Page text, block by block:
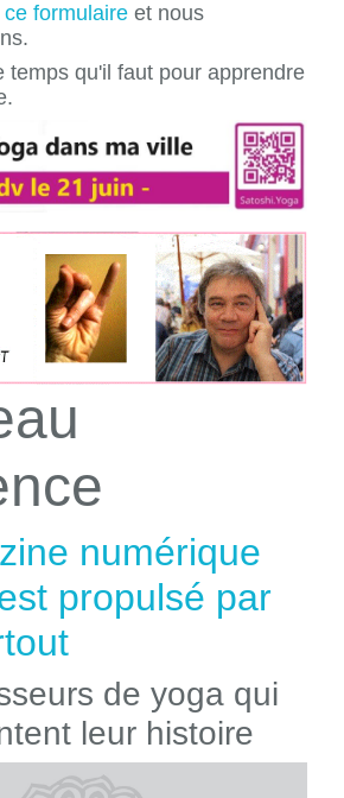
formulaire et nous
temps qu'il faut pour apprendre
numérique
propulsé par
de yoga qui
leur histoire